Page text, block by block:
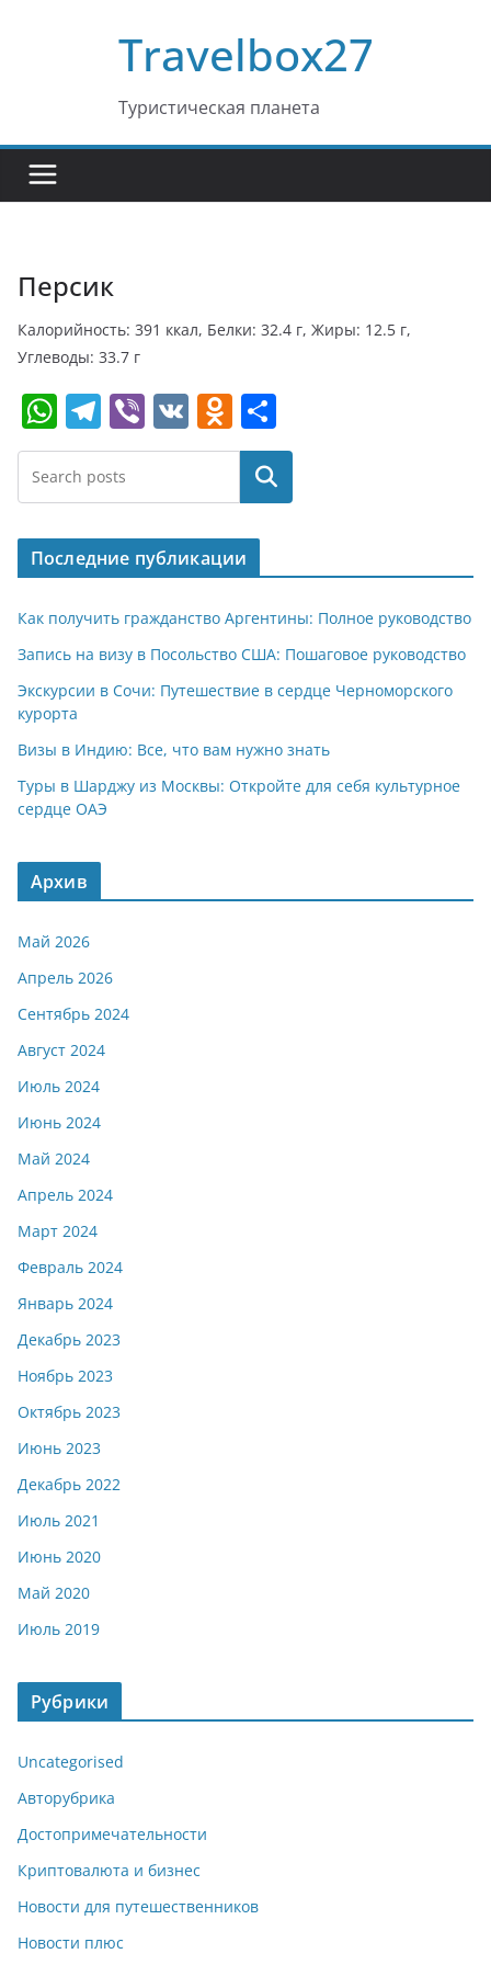
Travelbox27
Туристическая планета
Персик
Калорийность: 391 ккал, Белки: 32.4 г, Жиры: 12.5 г,
Углеводы: 33.7 г
W
h
at
s
A
p
p
T
el
e
gr
a
m
Vi
b
V
K
O
d
o
kl
a
ss
ni
ki
т
п
р
в
и
т
ь
Поиск
Последние публикации
Как получить гражданство Аргентины: Полное руководство
Запись на визу в Посольство США: Пошаговое руководство
Экскурсии в Сочи: Путешествие в сердце Черноморского
курорта
Визы в Индию: Все, что вам нужно знать
Туры в Шарджу из Москвы: Откройте для себя культурное
сердце ОАЭ
Архив
Май 2026
Апрель 2026
Сентябрь 2024
Август 2024
Июль 2024
Июнь 2024
Май 2024
Апрель 2024
Март 2024
Февраль 2024
Январь 2024
Декабрь 2023
Ноябрь 2023
Октябрь 2023
Июнь 2023
Декабрь 2022
Июль 2021
Июнь 2020
Май 2020
Июль 2019
Рубрики
Uncategorised
Авторубрика
Достопримечательности
Криптовалюта и бизнес
Новости для путешественников
Новости плюс